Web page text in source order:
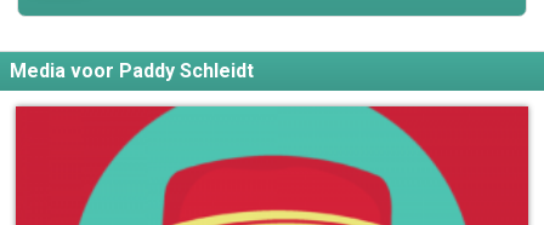
Media voor Paddy Schleidt